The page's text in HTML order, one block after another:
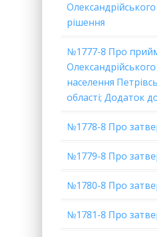
рішення
№1777-8 Про
населення
області; Додаток
№1778-8 Про
№1779-8 Про
№1780-8 Про
№1781-8 Про